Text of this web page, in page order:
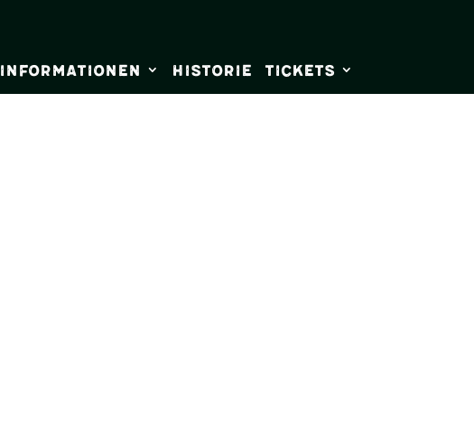
Informationen Historie Tickets